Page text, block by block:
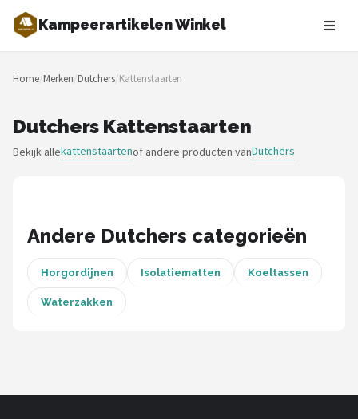
Kampeerartikelen Winkel
Zoeken
NAVIGATIE
Merken
Tenten
Slaapzakken
Slaapmatten
Home/Merken/Dutchers/Kattenstaarten
Dutchers Kattenstaarten
Bekijk allekattenstaartenof andere producten vanDutchers
Andere Dutchers categorieën
Horgordijnen Isolatiematten Koeltassen
Waterzakken